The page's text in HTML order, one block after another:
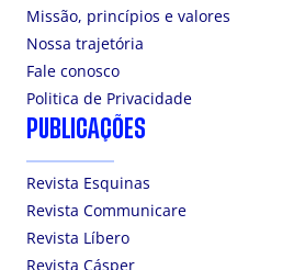
Missão, princípios e valores
Nossa trajetória
Fale conosco
Politica de Privacidade
PUBLICAÇÕES
Revista Esquinas
Revista Communicare
Revista Líbero
Revista Cásper